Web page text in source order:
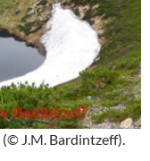
(© J.M. Bardintzeff).